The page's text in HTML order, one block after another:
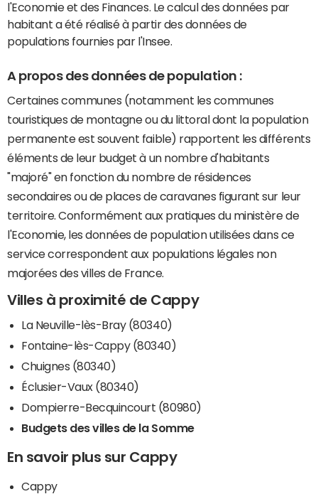
l'Economie et des Finances. Le calcul des données par
habitant a été réalisé à partir des données de
populations fournies par l'Insee.
A propos des données de population :
Certaines communes (notamment les communes
touristiques de montagne ou du littoral dont la population
permanente est souvent faible) rapportent les différents
éléments de leur budget à un nombre d'habitants
"majoré" en fonction du nombre de résidences
secondaires ou de places de caravanes figurant sur leur
territoire. Conformément aux pratiques du ministère de
l'Economie, les données de population utilisées dans ce
service correspondent aux populations légales non
majorées des villes de France.
Villes à proximité de Cappy
La Neuville-lès-Bray (80340)
Fontaine-lès-Cappy (80340)
Chuignes (80340)
Éclusier-Vaux (80340)
Dompierre-Becquincourt (80980)
Budgets des villes de la Somme
En savoir plus sur Cappy
Cappy